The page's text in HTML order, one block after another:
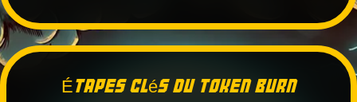
Étapes clés du token burn